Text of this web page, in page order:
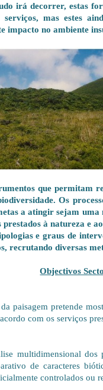
irá decorrer, estas
serviços, mas estes
impacto no ambiente
que permitam
Os
a atingir sejam
prestados à natureza e
e graus de
recrutando diversas
Objectivos
paisagem pretende
com os serviços
multidimensional dos
de caracteres
controlados ou